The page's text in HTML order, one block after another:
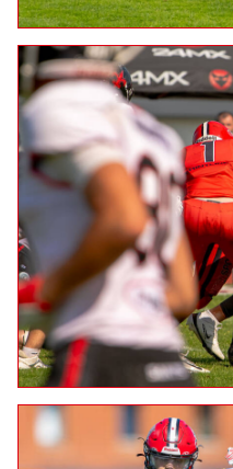
21.06.2026: Marburg